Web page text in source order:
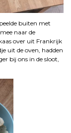
buiten met
naar de
over uit Frankrijk
uit de oven, hadden
bij ons in de sloot,